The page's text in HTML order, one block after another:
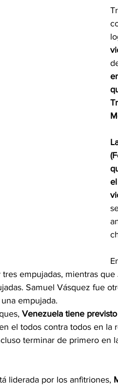
tres empujadas, mientras
Samuel Vásquez fue
empujada.
Venezuela tiene
el todos contra todos en la
terminar de primero en
liderada por los anfitriones,